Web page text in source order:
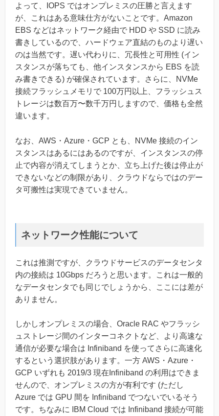
よって、IOPS ではオンプレミスの圧勝と言えます
が、これはある意味仕方がないことです。Amazon
EBS などはネットワーク経由で HDD や SSD に読み
書きしているので、ハードウェア直結のものより遅い
のは当然です。遅い代わりに、冗長性と可用性 (イン
スタンスが落ちても、他インスタンスから EBS を読
み書きできる) が確保されています。さらに、NVMe
接続フラッシュメモリで 100万円以上、フラッシュス
トレージは数百万〜数千万円しますので、価格も全然
違います。
なお、AWS・Azure・GCP とも、NVMe 接続のイン
スタンスはあるにはあるのですが、インスタンスの停
止で内容が消えてしまうとか、立ち上げた後は停止が
できないなどの制限があり、クラウドならではのデー
タ可搬性は実現できていません。
ネットワーク性能について
これは推測ですが、クラウドサービスのデータセンタ
内の接続は 10Gbps だろうと思います。これは一般的
なデータセンタでも同じでしょうから、ここには差が
ありません。
しかしオンプレミスの場合、Oracle RAC やフラッシ
ュストレージ間のインターコネクトなど、より高速な
通信が必要な場合は Infiniband を使ってさらに高速化
するという選択肢があります。一方 AWS・Azure・
GCP いずれも 2019/3 現在Infiniband の利用はできま
せんので、オンプレミスの方が有利です (ただし
Azure では GPU 間を Infiniband でつないでいるそう
です。ちなみに IBM Cloud では Infiniband 接続が可能